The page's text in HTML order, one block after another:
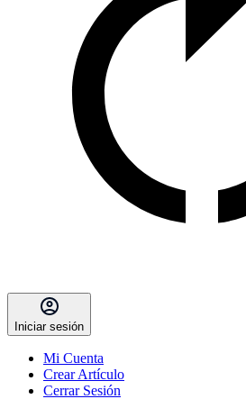
Iniciar sesión
Mi Cuenta
Crear Artículo
Cerrar Sesión